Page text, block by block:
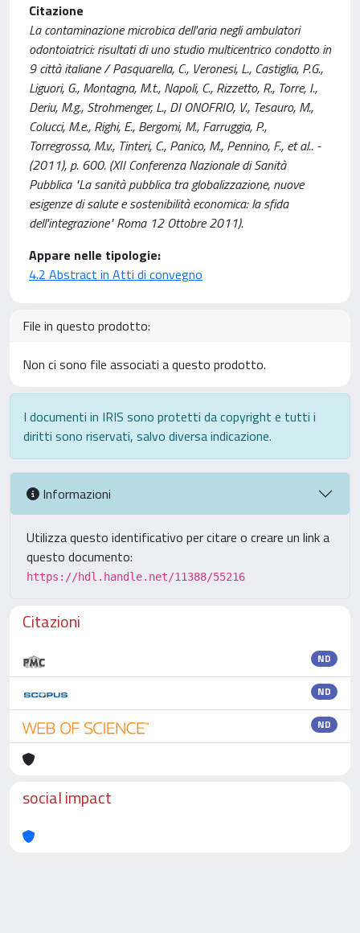
Citazione
La contaminazione microbica dell'aria negli ambulatori
odontoiatrici: risultati di uno studio multicentrico condotto in
9 città italiane / Pasquarella, C., Veronesi, L., Castiglia, P.G.,
Liguori, G., Montagna, M.t., Napoli, C., Rizzetto, R., Torre, I.,
Deriu, M.g., Strohmenger, L., DI ONOFRIO, V., Tesauro, M.,
Colucci, M.e., Righi, E., Bergomi, M., Farruggia, P.,
Torregrossa, M.v., Tinteri, C., Panico, M., Pennino, F., et al.. -
(2011), p. 600. (XII Conferenza Nazionale di Sanità
Pubblica "La sanità pubblica tra globalizzazione, nuove
esigenze di salute e sostenibilità economica: la sfida
dell'integrazione" Roma 12 Ottobre 2011).
Appare nelle tipologie:
4.2 Abstract in Atti di convegno
File in questo prodotto:
Non ci sono file associati a questo prodotto.
I documenti in IRIS sono protetti da copyright e tutti i
diritti sono riservati, salvo diversa indicazione.
Informazioni
Utilizza questo identificativo per citare o creare un link a
questo documento:
https://hdl.handle.net/11388/55216
Citazioni
ND
ND
ND
social impact